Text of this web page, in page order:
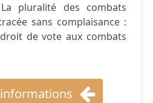
pluralité des combats
sans complaisance :
de vote aux combats